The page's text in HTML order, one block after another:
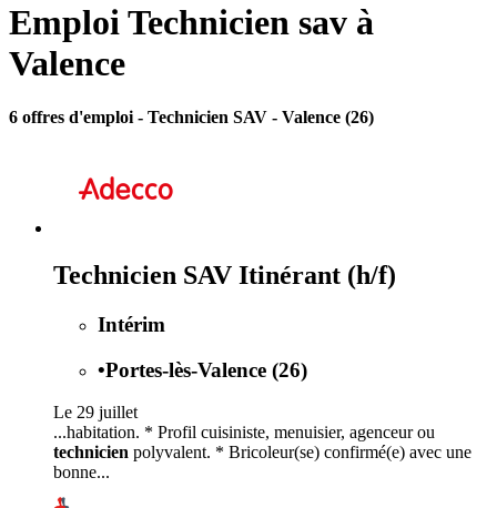
Emploi Technicien sav à
Valence
6 offres d'emploi - Technicien SAV - Valence (26)
Technicien SAV Itinérant (h/f)
Intérim
•Portes-lès-Valence (26)
Le 29 juillet
...habitation. * Profil cuisiniste, menuisier, agenceur ou
technicien polyvalent. * Bricoleur(se) confirmé(e) avec une
bonne...